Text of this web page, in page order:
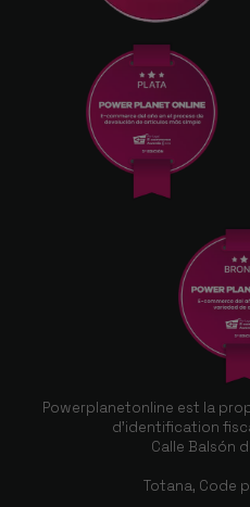
Powerplanetonline est la
d'identification
Calle Balsón
Totana, Code